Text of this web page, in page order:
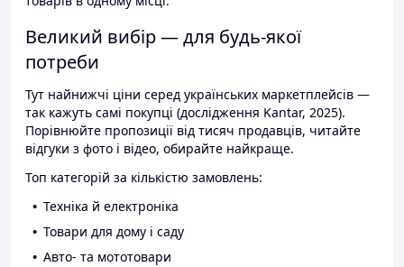
Великий вибір — для будь-якої
потреби
Тут найнижчі ціни серед українських маркетплейсів —
так кажуть самі покупці (дослідження Kantar, 2025).
Порівнюйте пропозиції від тисяч продавців, читайте
відгуки з фото і відео, обирайте найкраще.
Топ категорій за кількістю замовлень:
Техніка й електроніка
Товари для дому і саду
Авто- та мототовари